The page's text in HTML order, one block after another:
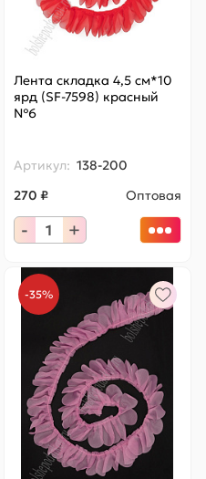
Лента складка 4,5 см*10
ярд (SF-7598) красный
№6
Артикул: 138-200
270 ₽
Оптовая
- +
-35%